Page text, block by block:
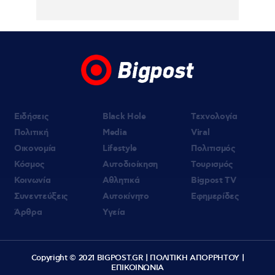
Ειδήσεις
Πολιτική
Οικονομία
Κόσμος
Κοινωνία
Συνεντεύξεις
Άρθρα
Black Hole
Media
Lifestyle
Αυτοδιοίκηση
Αθλητικά
Αυτοκίνητο
Υγεία
Τεχνολογία
Viral
Πολιτισμός
Τουρισμός
Bigpost TV
Εφημερίδες
Copyright © 2021 BIGPOST.GR | ΠΟΛΙΤΙΚΗ ΑΠΟΡΡΗΤΟΥ|
ΕΠΙΚΟΙΝΩΝΙΑ